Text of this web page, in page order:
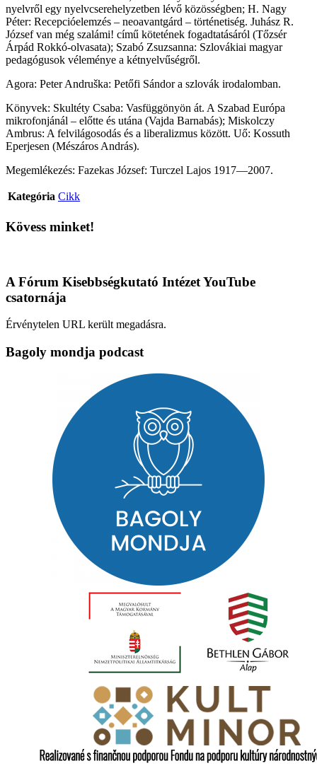
nyelvről egy nyelvcserehelyzetben lévő közösségben; H. Nagy
Péter: Recepcióelemzés – neoavantgárd – történetiség. Juhász R.
József van még szalámi! című kötetének fogadtatásáról (Tőzsér
Árpád Rokkó-olvasata); Szabó Zsuzsanna: Szlovákiai magyar
pedagógusok véleménye a kétnyelvűségről.
Agora: Peter Andruška: Petőfi Sándor a szlovák irodalomban.
Könyvek: Skultéty Csaba: Vasfüggönyön át. A Szabad Európa
mikrofonjánál – előtte és utána (Vajda Barnabás); Miskolczy
Ambrus: A felvilágosodás és a liberalizmus között. Uő: Kossuth
Eperjesen (Mészáros András).
Megemlékezés: Fazekas József: Turczel Lajos 1917—2007.
Kategória Cikk
Kövess minket!
A Fórum Kisebbségkutató Intézet YouTube
csatornája
Érvénytelen URL került megadásra.
Bagoly mondja podcast